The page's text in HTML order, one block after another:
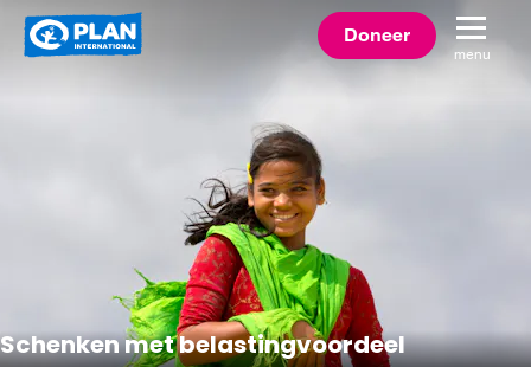
Doneer
menu
Schenken met belastingvoordeel